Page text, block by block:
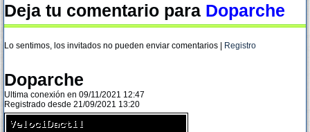
Deja tu comentario para Doparche
Lo sentimos, los invitados no pueden enviar comentarios | Registro
Doparche
Ultima conexión en 09/11/2021 12:47
Registrado desde 21/09/2021 13:20